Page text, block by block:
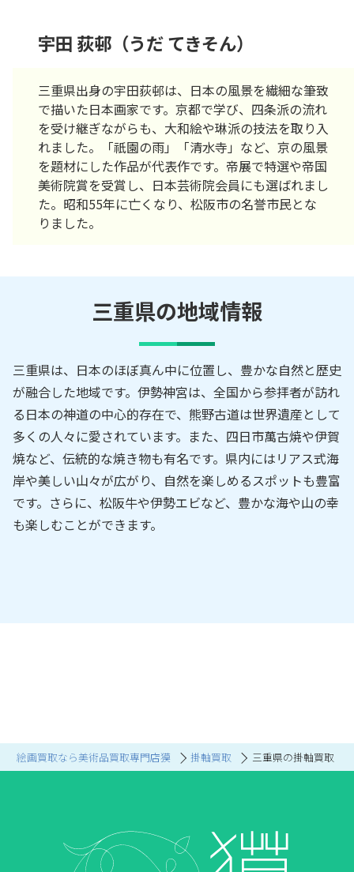
絵画買取なら美術品買取専門店獏 掛軸買取 三重県の掛軸買取
宇田 荻邨（うだ てきそん）
三重県出身の宇田荻邨は、日本の風景を繊細な筆致
で描いた日本画家です。京都で学び、四条派の流れ
を受け継ぎながらも、大和絵や琳派の技法を取り入
れました。「祇園の雨」「清水寺」など、京の風景
を題材にした作品が代表作です。帝展で特選や帝国
美術院賞を受賞し、日本芸術院会員にも選ばれまし
た。昭和55年に亡くなり、松阪市の名誉市民とな
りました。
三重県の地域情報
三重県は、日本のほぼ真ん中に位置し、豊かな自然と歴史
が融合した地域です。伊勢神宮は、全国から参拝者が訪れ
る日本の神道の中心的存在で、熊野古道は世界遺産として
多くの人々に愛されています。また、四日市萬古焼や伊賀
焼など、伝統的な焼き物も有名です。県内にはリアス式海
岸や美しい山々が広がり、自然を楽しめるスポットも豊富
です。さらに、松阪牛や伊勢エビなど、豊かな海や山の幸
も楽しむことができます。